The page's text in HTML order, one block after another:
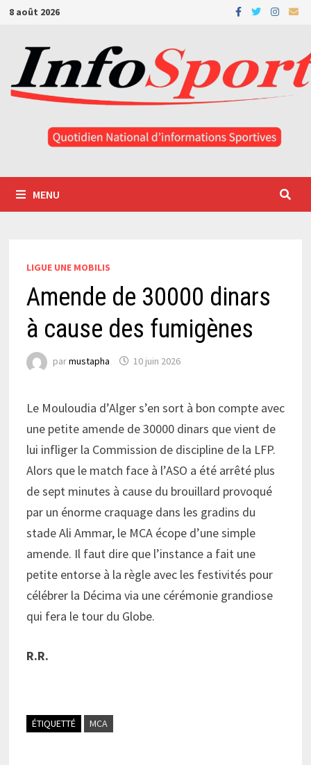
Passer
contenu
8 août 2026
MENU
LIGUE UNE MOBILIS
Amende de 30000 dinars
à cause des fumigènes
parmustapha 10 juin 2026
Le Mouloudia d’Alger s’en sort à bon compte avec
une petite amende de 30000 dinars que vient de
lui infliger la Commission de discipline de la LFP.
Alors que le match face à l’ASO a été arrêté plus
de sept minutes à cause du brouillard provoqué
par un énorme craquage dans les gradins du
stade Ali Ammar, le MCA écope d’une simple
amende. Il faut dire que l’instance a fait une
petite entorse à la règle avec les festivités pour
célébrer la Décima via une cérémonie grandiose
qui fera le tour du Globe.
R.R.
ÉTIQUETTÉ MCA